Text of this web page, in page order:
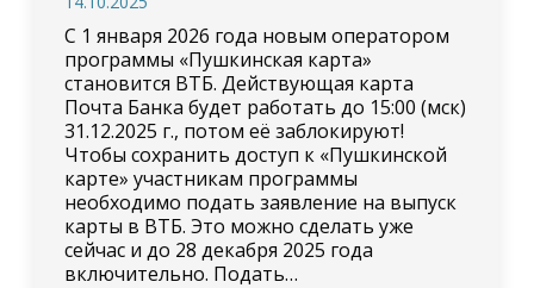
С 1 января 2026 года новым оператором
программы «Пушкинская карта»
становится ВТБ. Действующая карта
Почта Банка будет работать до 15:00 (мск)
31.12.2025 г., потом её заблокируют!
Чтобы сохранить доступ к «Пушкинской
карте» участникам программы
необходимо подать заявление на выпуск
карты в ВТБ. Это можно сделать уже
сейчас и до 28 декабря 2025 года
включительно. Подать…